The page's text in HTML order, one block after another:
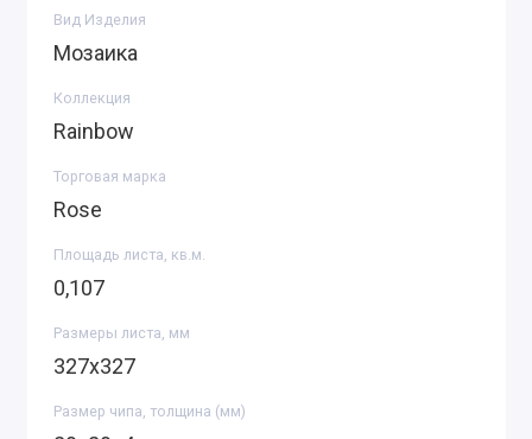
Вид Изделия
Мозаика
Коллекция
Rainbow
Торговая марка
Rose
Площадь листа, кв.м.
0,107
Размеры листа, мм
327х327
Размер чипа, толщина (мм)